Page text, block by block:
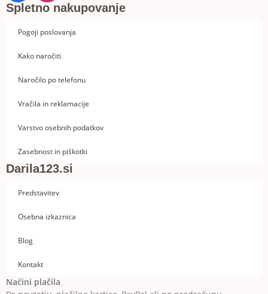
Spletno nakupovanje
Pogoji poslovanja
Kako naročiti
Naročilo po telefonu
Vračila in reklamacije
Varstvo osebnih podatkov
Zasebnost in piškotki
Darila123.si
Predstavitev
Osebna izkaznica
Blog
Kontakt
Načini plačila